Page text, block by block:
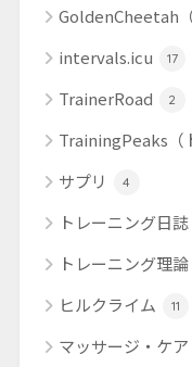
GoldenCheetah
intervals.icu 17
TrainerRoad 2
TrainingPeaks（
サプリ 4
トレーニング日誌
トレーニング理論
ヒルクライム 11
マッサージ・ケア